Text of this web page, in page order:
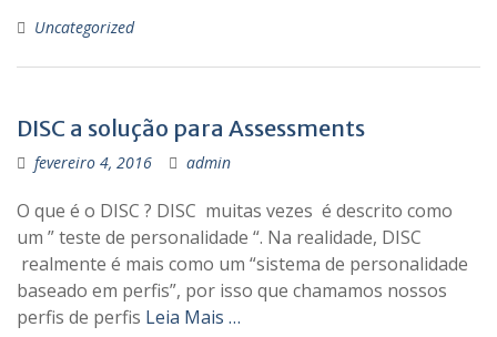
Uncategorized
DISC a solução para Assessments
fevereiro 4, 2016 admin
O que é o DISC ? DISC muitas vezes é descrito como
um ” teste de personalidade “. Na realidade, DISC
realmente é mais como um “sistema de personalidade
baseado em perfis”, por isso que chamamos nossos
perfis de perfis Leia Mais …